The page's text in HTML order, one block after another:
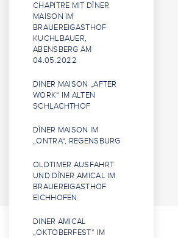
CHAPITRE MIT DÎNER
MAISON IM
BRAUEREIGASTHOF
KUCHLBAUER,
ABENSBERG AM
04.05.2022
DINER MAISON „AFTER
WORK“ IM ALTEN
SCHLACHTHOF
DÎNER MAISON IM
„ONTRA“, REGENSBURG
OLDTIMER AUSFAHRT
UND DÎNER AMICAL IM
BRAUEREIGASTHOF
EICHHOFEN
DINER AMICAL
„OKTOBERFEST“ IM